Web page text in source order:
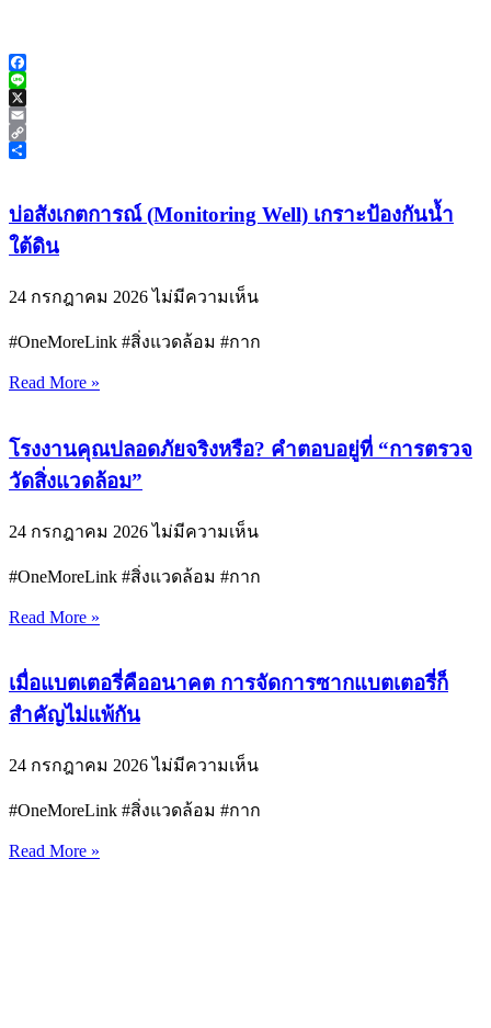
Facebook
Line
X
Email
Copy
บ่อสังเกตการณ์ (Monitoring Well) เกราะป้องกันน้ำ
ใต้ดิน
24 กรกฎาคม 2026ไม่มีความเห็น
#OneMoreLink #สิ่งแวดล้อม #กาก
Read More »
โรงงานคุณปลอดภัยจริงหรือ? คำตอบอยู่ที่ “การตรวจ
วัดสิ่งแวดล้อม”
24 กรกฎาคม 2026ไม่มีความเห็น
#OneMoreLink #สิ่งแวดล้อม #กาก
Read More »
เมื่อแบตเตอรี่คืออนาคต การจัดการซากแบตเตอรี่ก็
สำคัญไม่แพ้กัน
24 กรกฎาคม 2026ไม่มีความเห็น
#OneMoreLink #สิ่งแวดล้อม #กาก
Read More »